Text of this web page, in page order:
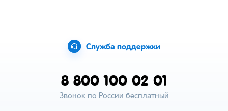
Служба поддержки
8 800 100 02 01
Звонок по России бесплатный